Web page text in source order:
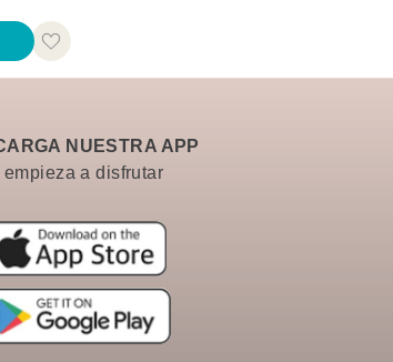
NUESTRA APP
empieza a disfrutar